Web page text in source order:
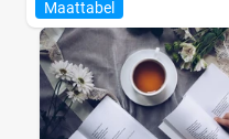
Milieuvriendelijk
Ongeparfumeerd
Urine-indicator
Maattabel